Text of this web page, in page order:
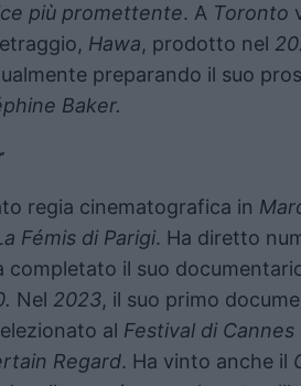
più promettente. A Toronto
Hawa, prodotto nel
preparando il suo
Baker.
regia cinematografica in
Fémis di Parigi. Ha diretto
completato il suo
Nel 2023, il suo primo
al Festival di Cannes
Regard. Ha vinto anche il